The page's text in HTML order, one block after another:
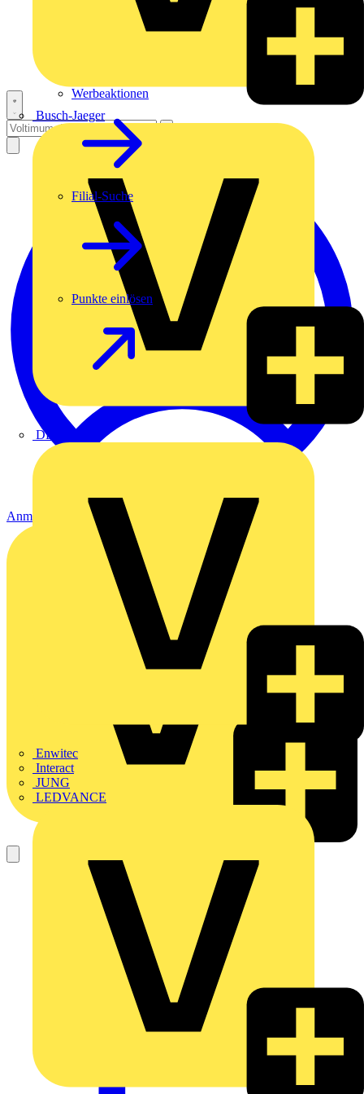
Busch-Jaeger
DEHN
Enwitec
Interact
JUNG
LEDVANCE
Werbeaktionen
Filial-Suche
Punkte einlösen
Anmelden Registrierung